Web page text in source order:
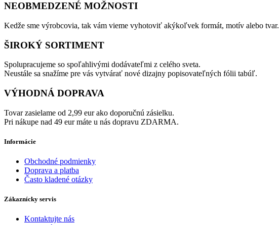
NEOBMEDZENÉ MOŽNOSTI
Kedže sme výrobcovia, tak vám vieme vyhotoviť akýkoľvek formát, motív alebo tvar.
ŠIROKÝ SORTIMENT
Spolupracujeme so spoľahlivými dodávateľmi z celého sveta.
Neustále sa snažíme pre vás vytvárať nové dizajny popisovateľných fólii tabúľ.
VÝHODNÁ DOPRAVA
Tovar zasielame od 2,99 eur ako doporučnú zásielku.
Pri nákupe nad 49 eur máte u nás dopravu ZDARMA.
Informácie
Obchodné podmienky
Doprava a platba
Často kladené otázky
Zákaznícky servis
Kontaktujte nás